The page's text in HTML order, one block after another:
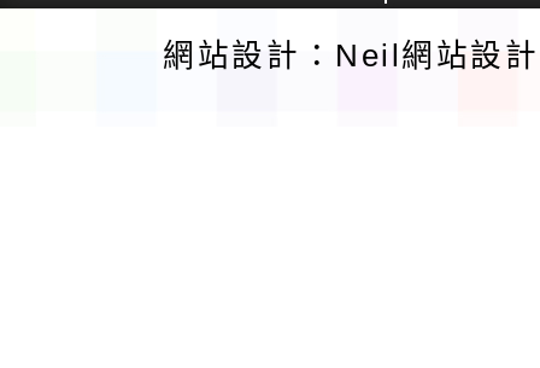
網站設計：Neil網站設